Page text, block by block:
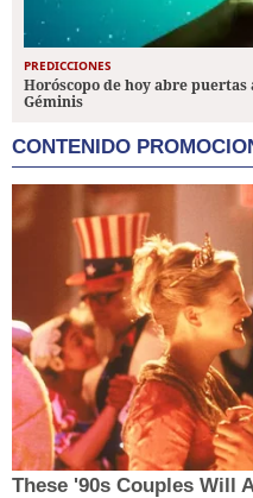
PREDICCIONES
Horóscopo de hoy abre
Géminis
CONTENIDO
These '90s Couples Will